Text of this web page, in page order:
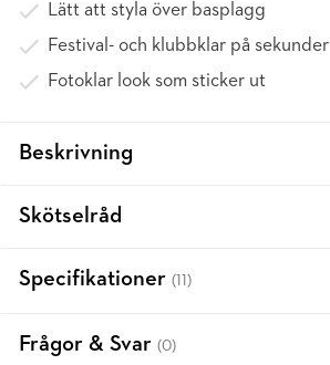
Lätt att styla över basplagg
Festival- och klubbklar på sekunder
Fotoklar look som sticker ut
Beskrivning
Skötselråd
Specifikationer (11)
Frågor & Svar (0)